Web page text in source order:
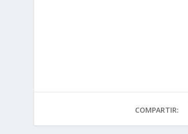
COMPARTIR: